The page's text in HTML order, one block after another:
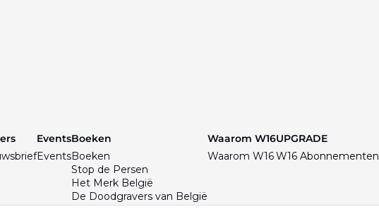
Events
Events
Boeken
Boeken
Stop de Persen
Het Merk België
De Doodgravers van België
Bpost Hold-up
Waarom W16
Waarom W16
UPGRADE
W16 Abonnementen